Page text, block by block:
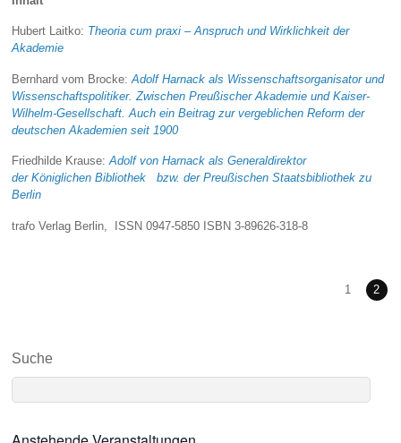
Hubert Laitko: Theoria cum praxi – Anspruch und Wirklichkeit der
Akademie
Bernhard vom Brocke:Adolf Harnack als Wissenschaftsorganisator und
Wissenschaftspolitiker. Zwischen Preußischer Akademie und Kaiser-
Wilhelm-Gesellschaft. Auch ein Beitrag zur vergeblichen Reform der
deutschen Akademien seit 1900
Friedhilde Krause:Adolf von Harnack als Generaldirektor
der Königlichen Bibliothek bzw. der Preußischen Staatsbibliothek zu
Berlin
trafo Verlag Berlin, ISSN 0947-5850 ISBN3-89626-318-8
1 2
Suche